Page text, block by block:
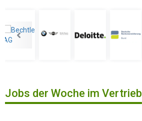
Jobs der Woche im Vertrieb